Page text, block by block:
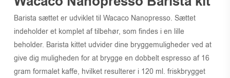
Barista sættet er udviklet til Wacaco Nanopresso. Sættet
indeholder et komplet af tilbehør, som findes i en lille
beholder. Barista kittet udvider dine bryggemuligheder ved at
give dig muligheden for at brygge en dobbelt espresso af 16
gram formalet kaffe, hvilket resulterer i 120 ml. friskbrygget